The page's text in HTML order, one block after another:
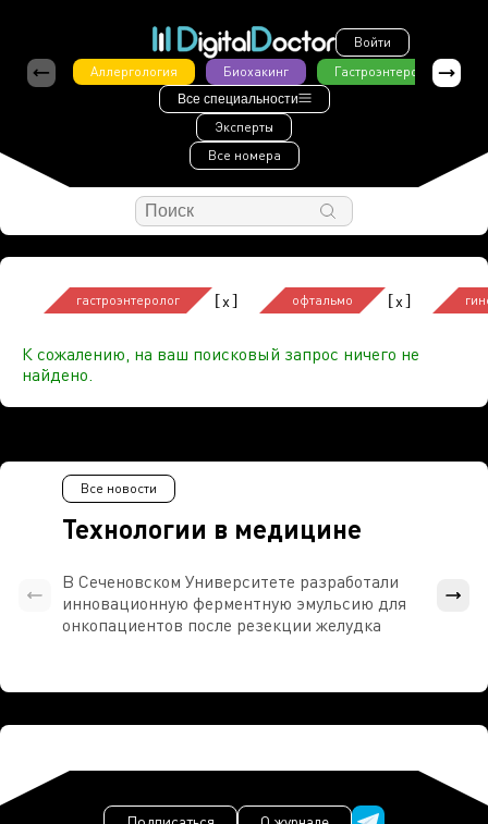
Войти
Аллергология
Биохакинг Гастроэнтерология
Все специальности
Эксперты
Все номера
гастроэнтеролог [x] офтальмо [x]
К сожалению, на ваш поисковый запрос ничего не
найдено.
Технологии в медицине
Все новости
В Сеченовском Университете разработали
инновационную ферментную эмульсию для
онкопациентов после резекции желудка